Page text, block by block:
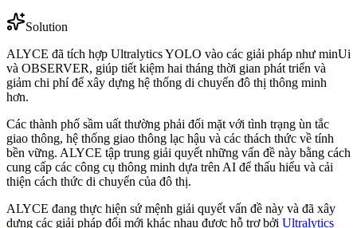
Solution
ALYCE đã tích hợp Ultralytics YOLO vào các giải pháp như minUi
và OBSERVER, giúp tiết kiệm hai tháng thời gian phát triển và
giảm chi phí để xây dựng hệ thống di chuyển đô thị thông minh
hơn.
Các thành phố sầm uất thường phải đối mặt với tình trạng ùn tắc
giao thông, hệ thống giao thông lạc hậu và các thách thức về tính
bền vững. ALYCE tập trung giải quyết những vấn đề này bằng cách
cung cấp các công cụ thông minh dựa trên AI để thấu hiểu và cải
thiện cách thức di chuyển của đô thị.
ALYCE đang thực hiện sứ mệnh giải quyết vấn đề này và đã xây
dựng các giải pháp đổi mới khác nhau được hỗ trợ bởi Ultralytics